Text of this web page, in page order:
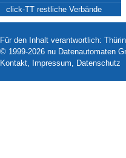
click-TT restliche Verbände
Für den Inhalt verantwortlich:
© 1999-2026 nu Datenautomaten
Kontakt, Impressum, Datenschutz